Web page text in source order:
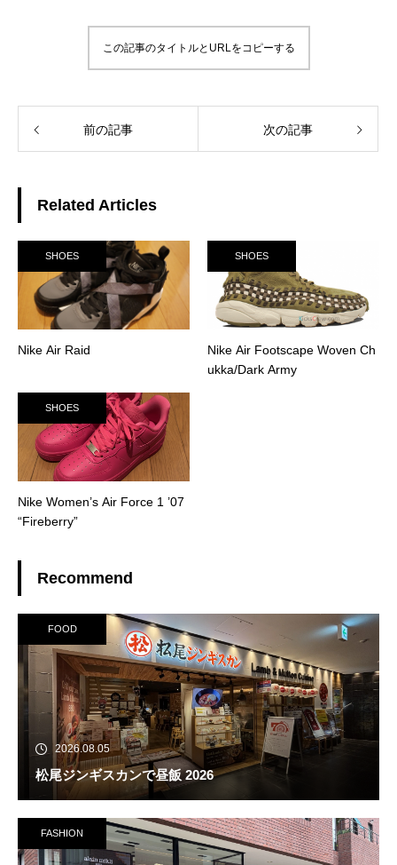
この記事のタイトルとURLをコピーする
前の記事 次の記事
Related Articles
SHOES
Nike Air Raid
SHOES
Nike Air Footscape Woven Ch
ukka/Dark Army
SHOES
Nike Women’s Air Force 1 ’07
“Fireberry”
Recommend
FOOD
2026.08.05
松尾ジンギスカンで昼飯 2026
FASHION